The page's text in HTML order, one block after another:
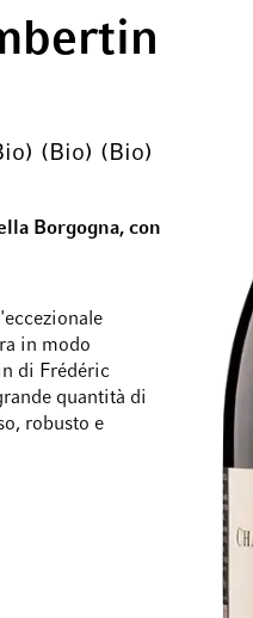
(Bio) (Bio)
Borgogna, con
in modo
di Frédéric
quantità di
robusto e
Vai